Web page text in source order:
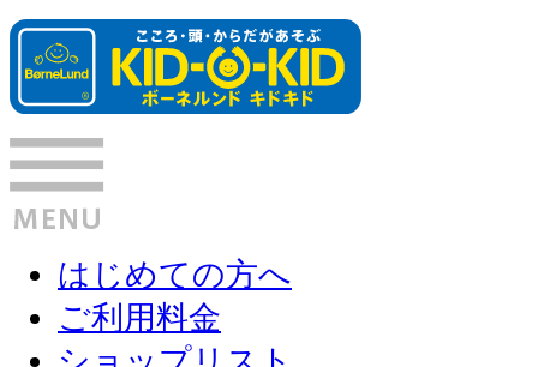
はじめての方へ
ご利用料金